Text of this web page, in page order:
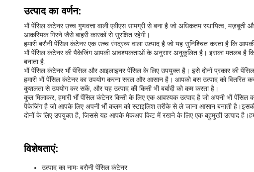
उत्पाद का वर्णन:
भौं पेंसिल कंटेनर उच्च गुणवत्ता वाली एबीएस सामग्री से बना है जो अधिकतम स्थायित्व, मज़बूती
आकस्मिक गिरने जैसे बाहरी कारकों से सुरक्षित रहेगी।
हमारी बरौनी पेंसिल कंटेनर एक उच्च रंगद्रव्य वाला उत्पाद है जो यह सुनिश्चित करता है कि
भौं पेंसिल कंटेनर की पैकेजिंग आपकी आवश्यकताओं के अनुसार अनुकूलित है। इसका मतलब है
बनाता है.
भौं पेंसिल कंटेनर भौं पेंसिल और आइलाइनर पेंसिल के लिए उपयुक्त है। इसे दोनों प्रकार की
हमारी भौं पेंसिल कंटेनर का उपयोग करना सरल और आसान है। आपको बस उत्पाद को वितरित
कुशलता से उपयोग कर सकें, और यह उत्पाद की किसी भी बर्बादी को कम करता है।
कुल मिलाकर, हमारी भौं पेंसिल कंटेनर किसी के लिए एक आवश्यक उत्पाद है जो अपनी भौं पेंसिल
पैकेजिंग है जो आपके लिए अपनी भौं कलम को स्टाइलिश तरीके से ले जाना आसान बनाती
दोनों के लिए उपयुक्त है, जिससे यह आपके मेकअप किट में रखने के लिए एक बहुमुखी उत्पाद
विशेषताएं:
उत्पाद का नामः बरौनी पेंसिल कंटेनर